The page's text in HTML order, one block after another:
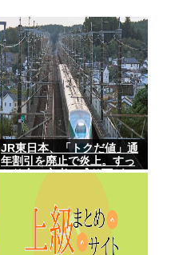
JR東日本、「トクだ値」通
年割引を廃止で炎上。すっ
かり金の亡者と成り下がっ